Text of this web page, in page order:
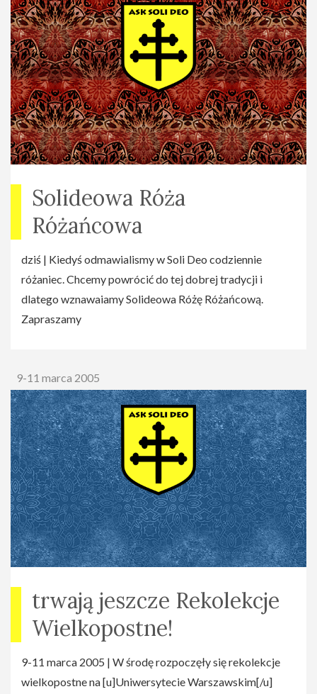
Solideowa Róża
Różańcowa
dziś | Kiedyś odmawialismy w Soli Deo codziennie
różaniec. Chcemy powrócić do tej dobrej tradycji i
dlatego wznawaiamy Solideowa Różę Różańcową.
Zapraszamy
9-11 marca 2005
trwają jeszcze Rekolekcje
Wielkopostne!
9-11 marca 2005 | W środę rozpoczęły się rekolekcje
wielkopostne na [u]Uniwersytecie Warszawskim[/u]